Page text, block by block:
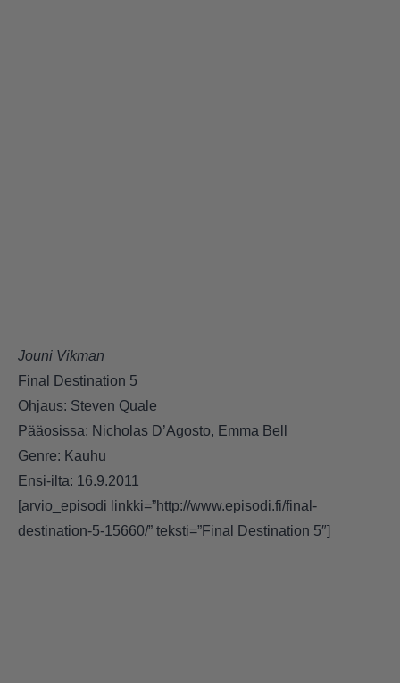
Jouni Vikman
Final Destination 5
Ohjaus: Steven Quale
Pääosissa: Nicholas D’Agosto, Emma Bell
Genre: Kauhu
Ensi-ilta: 16.9.2011
[arvio_episodi linkki=”http://www.episodi.fi/final-
destination-5-15660/” teksti=”Final Destination 5″]